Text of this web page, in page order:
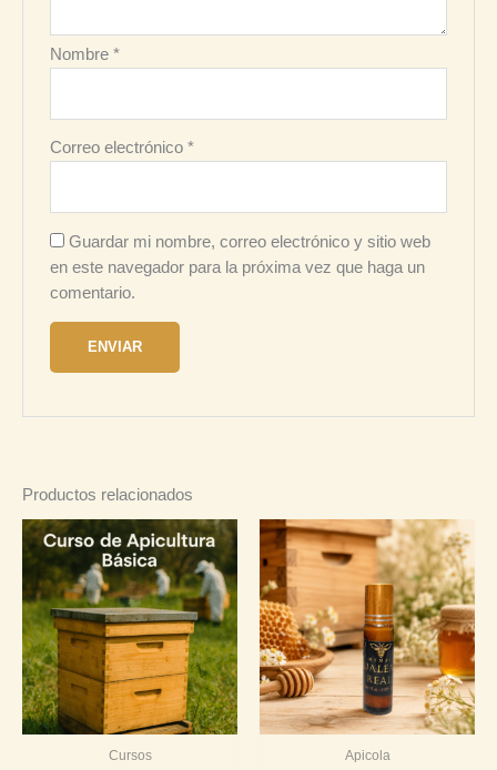
Nombre*
Correo electrónico*
Guardar mi nombre, correo electrónico y sitio web
en este navegador para la próxima vez que haga un
comentario.
Productos relacionados
Cursos Apicola